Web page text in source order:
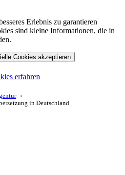
in Deutschland
Erlebnis zu garantieren
sind kleine Informationen, die in
Cookies akzeptieren
erfahren